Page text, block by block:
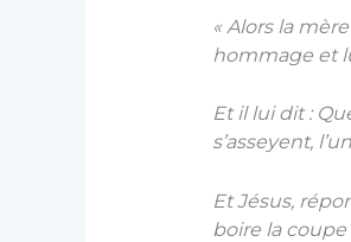
« Alors la
hommage et
Et il lui dit :
s’asseyent,
Et Jésus,
boire la coupe